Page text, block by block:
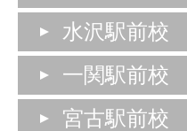
水沢駅前校
一関駅前校
宮古駅前校